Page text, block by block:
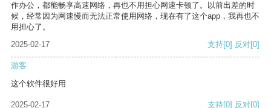
作办公，都能畅享高速网络，再也不用担心网速卡顿了。以前出差的时
候，经常因为网速慢而无法正常使用网络，现在有了这个app，我再也不
用担心了。
2025-02-17
支持[0] 反对[0]
游客
这个软件很好用
2025-02-17 支持[0] 反对[0]